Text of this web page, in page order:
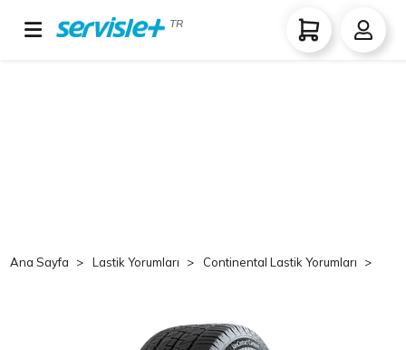
TR
Ana Sayfa Lastik Yorumları Continental Lastik Yorumları